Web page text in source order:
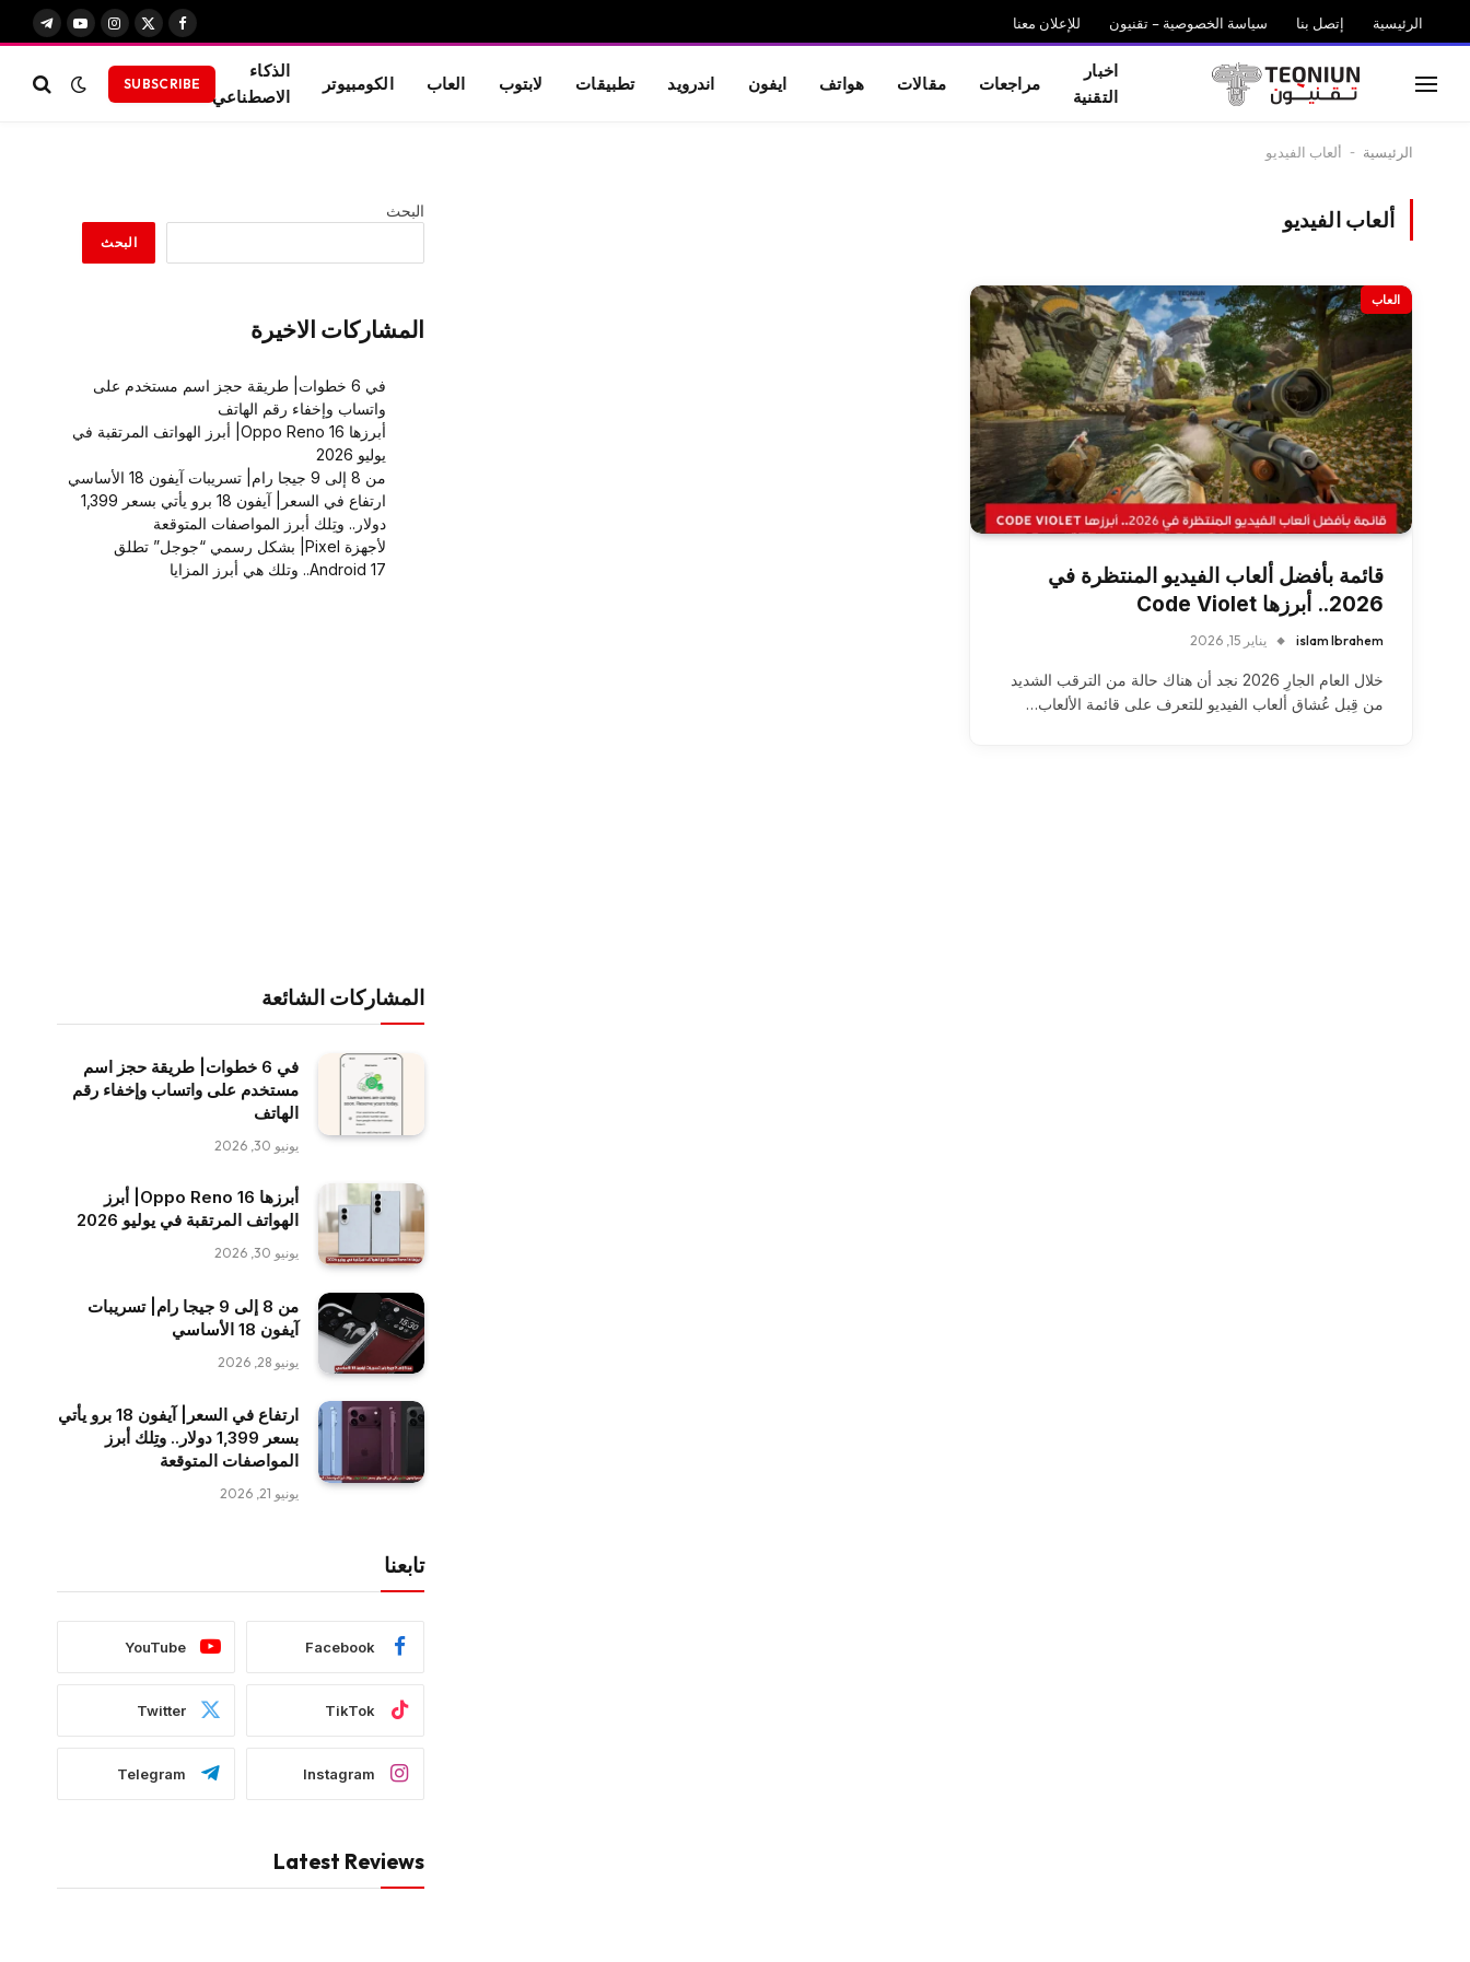
الرئيسية إتصل بنا سياسة الخصوصية – تقنيون للإعلان معنا
فيسبوك
X
الانستغرام
يوتيوبتيلقرام
اخبار
التقنية
مراجعات مقالات هواتف ايفون اندرويد تطبيقات لابتوب العاب الكومبيوتر
الذكاء
الاصطناعي
SUBSCRIBE
الرئيسية - ألعاب الفيديو
ألعاب الفيديو
العاب
قائمة بأفضل ألعاب الفيديو المنتظرة في
2026.. أبرزها Code Violet
islam Ibrahem يناير 15, 2026
خلال العام الجارِ 2026 نجد أن هناك حالة من الترقب الشديد
من قِبل عُشاق ألعاب الفيديو للتعرف على قائمة الألعاب…
البحث
البحث
المشاركات الاخيرة
في 6 خطوات| طريقة حجز اسم مستخدم على
واتساب وإخفاء رقم الهاتف
أبرزها Oppo Reno 16| أبرز الهواتف المرتقبة في
يوليو 2026
من 8 إلى 9 جيجا رام| تسريبات آيفون 18 الأساسي
ارتفاع في السعر| آيفون 18 برو يأتي بسعر 1,399
دولار.. وتِلك أبرز المواصفات المتوقعة
لأجهزة Pixel| بشكل رسمي “جوجل” تطلق
Android 17.. وتلك هي أبرز المزايا
المشاركات الشائعة
في 6 خطوات| طريقة حجز اسم
مستخدم على واتساب وإخفاء رقم
الهاتف
يونيو 30, 2026
أبرزها Oppo Reno 16| أبرز
الهواتف المرتقبة في يوليو 2026
يونيو 30, 2026
من 8 إلى 9 جيجا رام| تسريبات
آيفون 18 الأساسي
يونيو 28, 2026
ارتفاع في السعر| آيفون 18 برو يأتي
بسعر 1,399 دولار.. وتِلك أبرز
المواصفات المتوقعة
يونيو 21, 2026
تابعنا
Facebook
YouTube
TikTok
Twitter
Instagram
Telegram
Latest Reviews